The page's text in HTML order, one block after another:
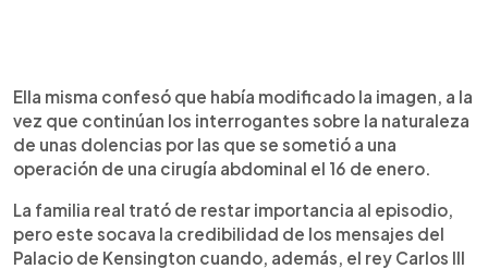
Ella misma confesó que había modificado la imagen, a la
vez que continúan los interrogantes sobre la naturaleza
de unas dolencias por las que se sometió a una
operación de una cirugía abdominal el 16 de enero.
La familia real trató de restar importancia al episodio,
pero este socava la credibilidad de los mensajes del
Palacio de Kensington cuando, además, el rey Carlos III